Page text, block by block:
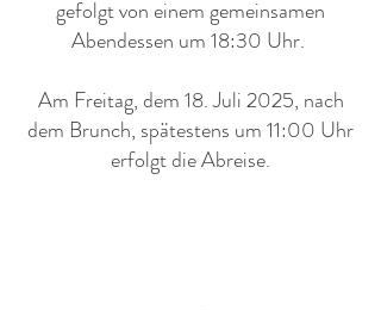
gefolgt von einem gemeinsamen
Abendessen um 18:30 Uhr.
Am Freitag, dem 18. Juli 2025, nach
dem Brunch, spätestens um 11:00 Uhr
erfolgt die Abreise.